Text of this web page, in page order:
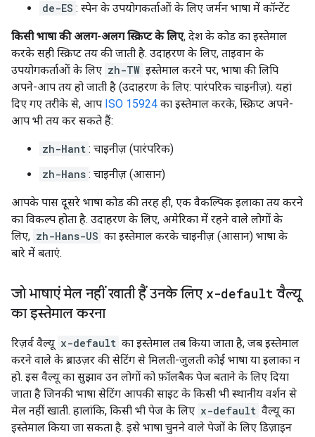
de-ES : स्पेन के उपयोगकर्ताओं के लिए जर्मन भाषा में कॉन्टेंट
किसी भाषा की अलग-अलग स्क्रिप्ट के लिए, देश के कोड का इस्तेमाल
करके सही स्क्रिप्ट तय की जाती है. उदाहरण के लिए, ताइवान के
उपयोगकर्ताओं के लिए zh-TW इस्तेमाल करने पर, भाषा की लिपि
अपने-आप तय हो जाती है (उदाहरण के लिए: पारंपरिक चाइनीज़). यहां
दिए गए तरीके से, आप ISO 15924 का इस्तेमाल करके, स्क्रिप्ट अपने-
आप भी तय कर सकते हैं:
zh-Hant : चाइनीज़ (पारंपरिक)
zh-Hans : चाइनीज़ (आसान)
आपके पास दूसरे भाषा कोड की तरह ही, एक वैकल्पिक इलाका तय करने
का विकल्प होता है. उदाहरण के लिए, अमेरिका में रहने वाले लोगों के
लिए, zh-Hans-US का इस्तेमाल करके चाइनीज़ (आसान) भाषा के
बारे में बताएं.
जो भाषाएं मेल नहीं खाती हैं उनके लिए x-default वैल्यू
का इस्तेमाल करना
रिज़र्व वैल्यू x-default का इस्तेमाल तब किया जाता है, जब इस्तेमाल
करने वाले के ब्राउज़र की सेटिंग से मिलती-जुलती कोई भाषा या इलाका न
हो. इस वैल्यू का सुझाव उन लोगों को फ़ॉलबैक पेज बताने के लिए दिया
जाता है जिनकी भाषा सेटिंग आपकी साइट के किसी भी स्थानीय वर्शन से
मेल नहीं खाती. हालांकि, किसी भी पेज के लिए x-default वैल्यू का
इस्तेमाल किया जा सकता है. इसे भाषा चुनने वाले पेजों के लिए डिज़ाइन